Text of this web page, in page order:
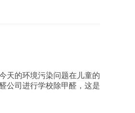
天的环境污染问题在儿童的
公司进行学校除甲醛，这是